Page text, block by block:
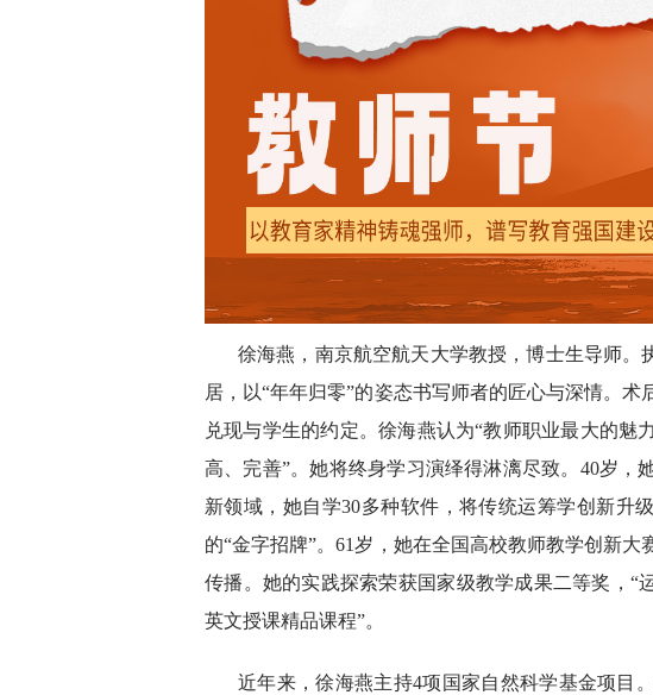
徐海燕，南京航空航天大学教授，博士生导师。
居，以“年年归零”的姿态书写师者的匠心与深情。
兑现与学生的约定。徐海燕认为“教师职业最大的魅
高、完善”。她将终身学习演绎得淋漓尽致。40岁，
新领域，她自学30多种软件，将传统运筹学创新升
的“金字招牌”。61岁，她在全国高校教师教学创新
传播。她的实践探索荣获国家级教学成果二等奖，“
英文授课精品课程”。
近年来，徐海燕主持4项国家自然科学基金项目